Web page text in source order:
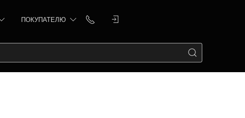
ПОКУПАТЕЛЮ